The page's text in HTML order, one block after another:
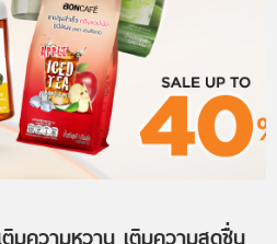
มความหวาน เติมความสดชื่น